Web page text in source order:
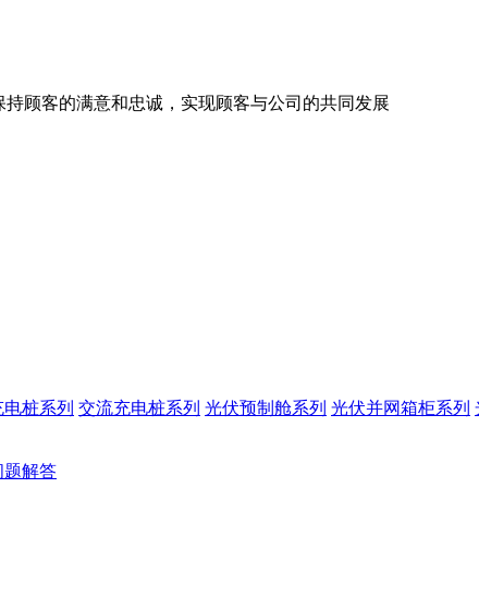
顾客的满意和忠诚，实现顾客与公司的共同发展
桩系列 交流充电桩系列 光伏预制舱系列 光伏并网箱柜系列
题解答